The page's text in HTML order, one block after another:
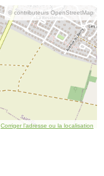
© contributeurs OpenStreetMap
Corriger l’adresse ou la localisation